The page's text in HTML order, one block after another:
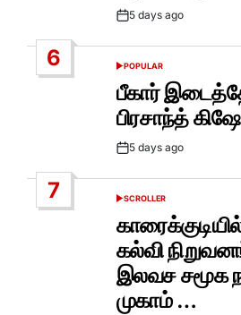
Post5 days ago
6
POSTED
IN
POPULAR
பீகார்
பிரசாந்த்
Post5 days ago
7
POSTED
SCROLLER
கல்வி
இலவச சமூக
முகாம் …